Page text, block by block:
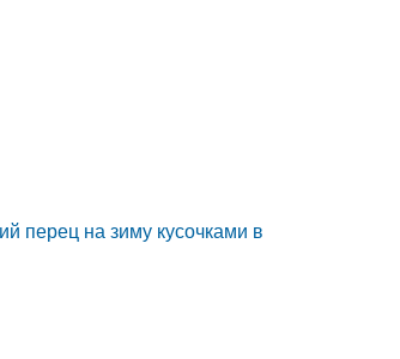
перец на зиму кусочками в